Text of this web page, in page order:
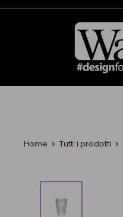
Home Tutti i prodotti